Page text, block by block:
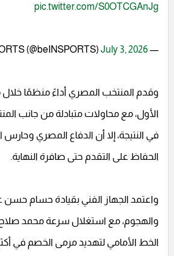
pic.twitter.com/S0OTCGAnJg
— beIN SPORTS (@beINSPORTS)
July 3, 2026
وقدم المنتخب المصري أداءً منظمًا
الأول، مع محاولات متبادلة من جانب
في النتيجة، إلا أن الدفاع المصري وحارس
الحفاظ على التقدم حتى صافرة النهاية.
واعتمد الجهاز الفني بقيادة حسام حسن
والهجوم، مع استغلال سرعة محمد
الخط الأمامي لتهديد مرمى الخصم في